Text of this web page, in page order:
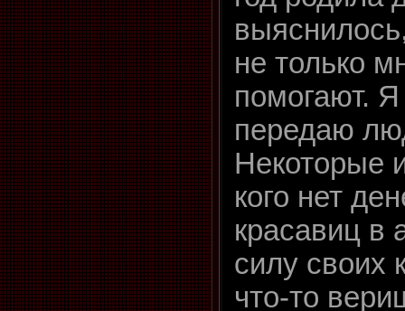
не только
помогают. Я
передаю
Некоторые
кого нет
красавиц в
силу своих
что-то